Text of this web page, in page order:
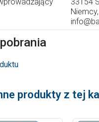
Niemcy,
produkty z tej